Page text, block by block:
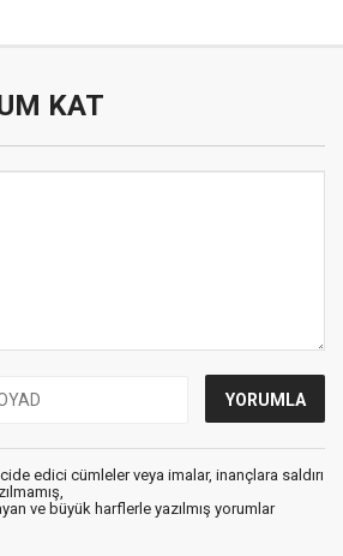
KAT
edici cümleler veya imalar, inançlara saldırı
ve büyük harflerle yazılmış yorumlar